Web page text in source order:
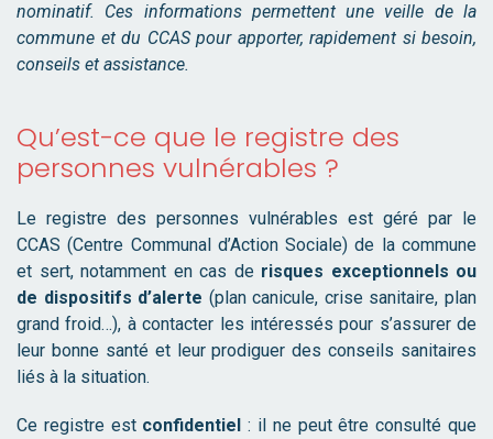
nominatif. Ces informations permettent une veille de la
commune et du CCAS pour apporter, rapidement si besoin,
conseils et assistance.
Qu’est-ce que le registre des
personnes vulnérables ?
Le registre des personnes vulnérables est géré par le
CCAS (Centre Communal d’Action Sociale) de la commune
et sert, notamment en cas de risques exceptionnels ou
de dispositifs d’alerte (plan canicule, crise sanitaire, plan
grand froid…), à contacter les intéressés pour s’assurer de
leur bonne santé et leur prodiguer des conseils sanitaires
liés à la situation.
Ce registre est confidentiel : il ne peut être consulté que